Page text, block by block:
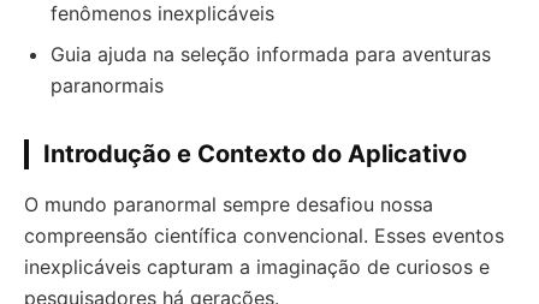
fenômenos inexplicáveis
Guia ajuda na seleção informada para aventuras
paranormais
Introdução e Contexto do Aplicativo
O mundo paranormal sempre desafiou nossa
compreensão científica convencional. Esses eventos
inexplicáveis capturam a imaginação de curiosos e
pesquisadores há gerações.